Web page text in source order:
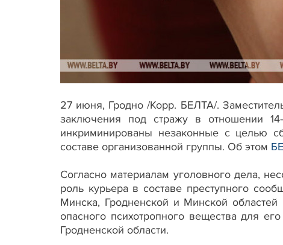
27 июня, Гродно /Корр. БЕЛТА/.
заключения под стражу в отношении
инкриминированы незаконные с целью
составе организованной группы. Об этом
Согласно материалам уголовного дела,
роль курьера в составе преступного
Минска, Гродненской и Минской
опасного психотропного вещества для
Гродненской области.